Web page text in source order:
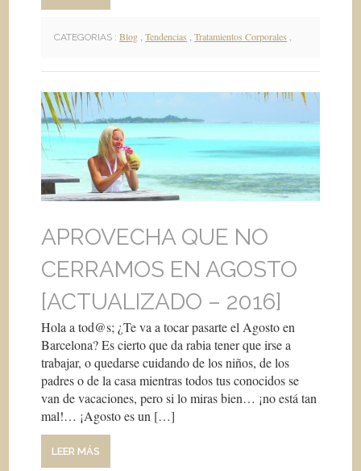
CATEGORIAS : Blog ,Tendencias ,Tratamientos Corporales
APROVECHA QUE NO
CERRAMOS EN AGOSTO
[ACTUALIZADO – 2016]
Hola a tod@s; ¿Te va a tocar pasarte el Agosto en
Barcelona? Es cierto que da rabia tener que irse a
trabajar, o quedarse cuidando de los niños, de los
padres o de la casa mientras todos tus conocidos se
van de vacaciones, pero si lo miras bien… ¡no está tan
mal!… ¡Agosto es un […]
LEER MÁS